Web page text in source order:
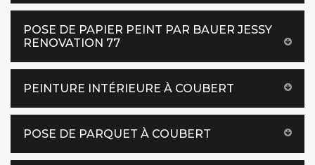
POSE DE PAPIER PEINT PAR BAUER JESSY
RENOVATION 77
PEINTURE INTÉRIEURE À COUBERT
POSE DE PARQUET À COUBERT